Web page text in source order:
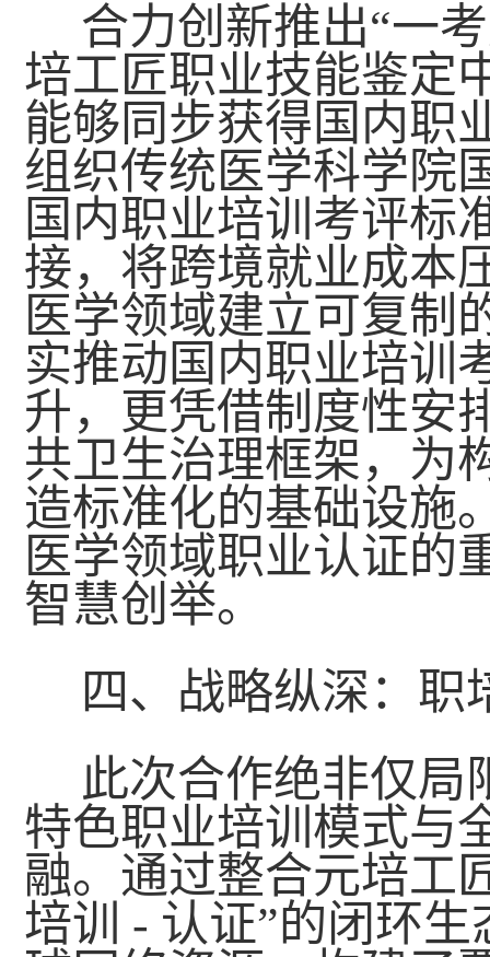
合力创新推出“一
培工匠职业技能鉴定
能够同步获得国内职
组织传统医学科学院
国内职业培训考评标
接，将跨境就业成本
医学领域建立可复制
实推动国内职业培训
升，更凭借制度性安
共卫生治理框架，为
造标准化的基础设施
医学领域职业认证的
智慧创举。
四、战略纵深：职
此次合作绝非仅局
特色职业培训模式与
融。通过整合元培工
培训 - 认证”的闭环